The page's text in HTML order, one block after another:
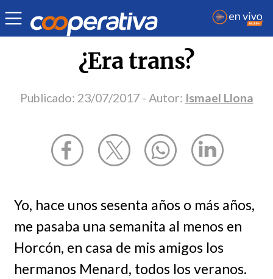
Opinión | Ismael Llona
¿Era trans?
Publicado: 23/07/2017 - Autor: Ismael Llona
Yo, hace unos sesenta años o más años,
me pasaba una semanita al menos en
Horcón, en casa de mis amigos los
hermanos Menard, todos los veranos.